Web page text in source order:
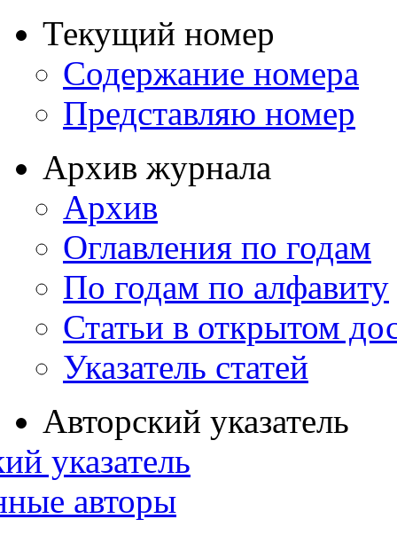
Текущий номер
Содержание номера
Представляю номер
Архив журнала
Архив
Оглавления по годам
По годам по алфавиту
Статьи в открытом
Указатель статей
Авторский указатель
указатель
авторы